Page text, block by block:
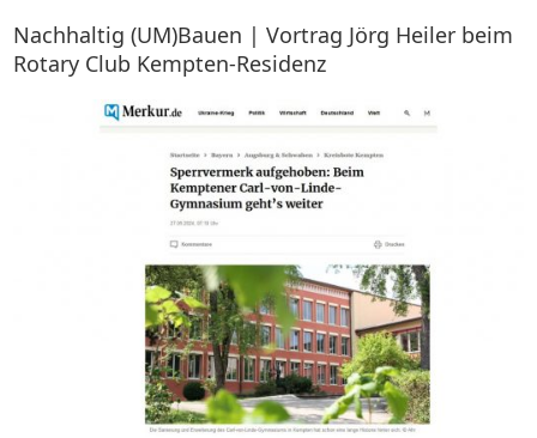
Nachhaltig (UM)Bauen | Vortrag Jörg Heiler beim
Rotary Club Kempten-Residenz